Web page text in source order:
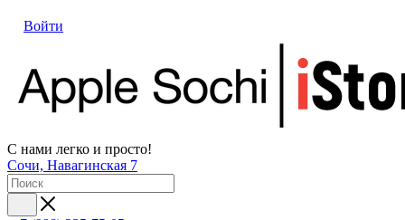
Войти
С нами легко и просто!
Сочи, Навагинская 7